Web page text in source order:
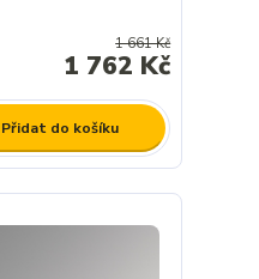
1 661 Kč
1 762 Kč
Přidat do košíku